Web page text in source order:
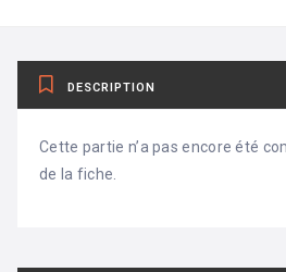
DESCRIPTION
Cette partie n’a pas encore été
de la fiche.